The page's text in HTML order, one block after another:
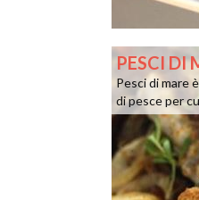
PESCI DI
Pesci di mare
di pesce per